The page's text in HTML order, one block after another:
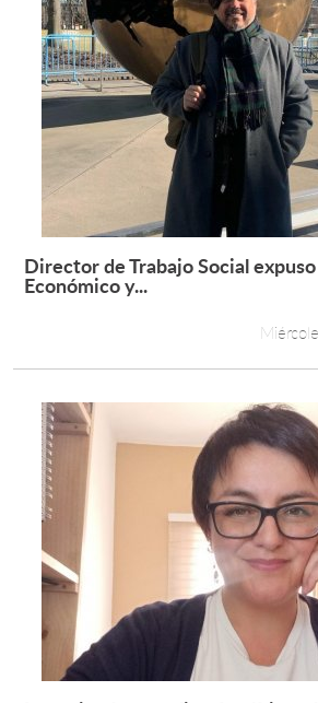
Director de Trabajo Social
Económico y...